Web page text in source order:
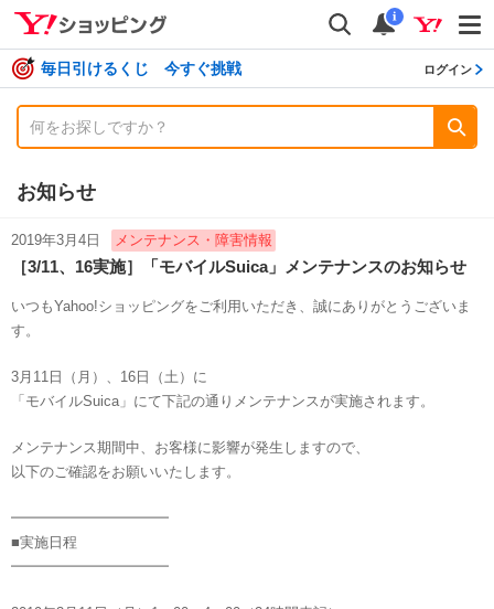
検索
通知
i
毎日引けるくじ 今すぐ挑戦 ログイン
お知らせ
2019年3月4日 メンテナンス・障害情報
［3/11、16実施］「モバイルSuica」メンテナンスのお知らせ
いつもYahoo!ショッピングをご利用いただき、誠にありがとうございま
す。
3月11日（月）、16日（土）に
「モバイルSuica」にて下記の通りメンテナンスが実施されます。
メンテナンス期間中、お客様に影響が発生しますので、
以下のご確認をお願いいたします。
━━━━━━━━━━━
■実施日程
━━━━━━━━━━━